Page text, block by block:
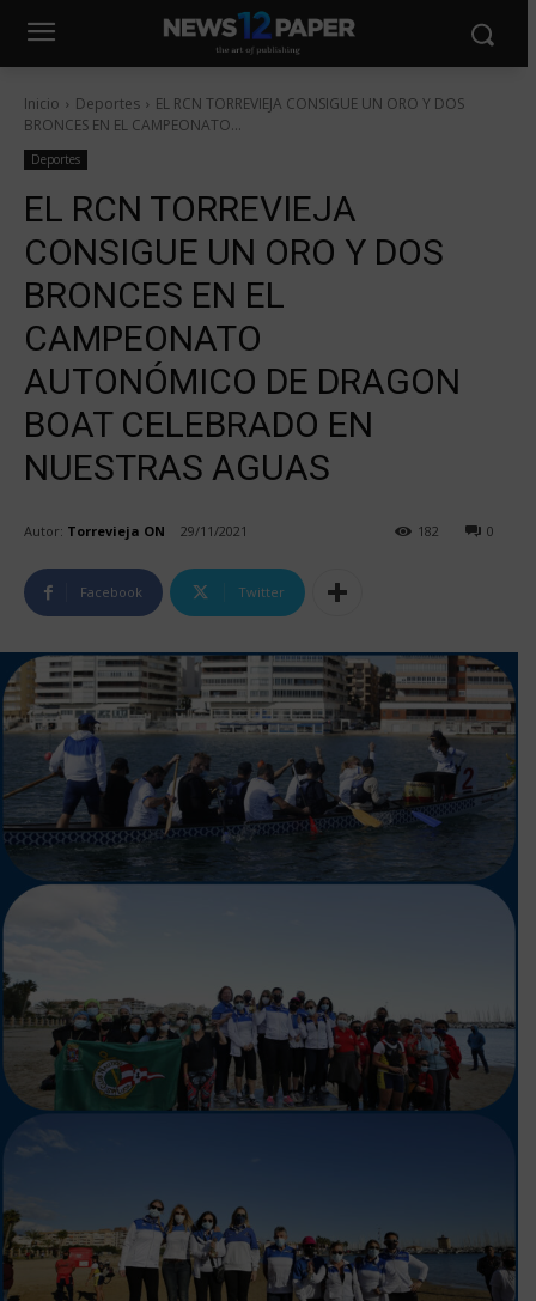
Inicio Deportes
EL RCN TORREVIEJA CONSIGUE UN ORO Y DOS
BRONCES EN EL CAMPEONATO...
Deportes
EL RCN TORREVIEJA
CONSIGUE UN ORO Y DOS
BRONCES EN EL
CAMPEONATO
AUTONÓMICO DE DRAGON
BOAT CELEBRADO EN
NUESTRAS AGUAS
Autor: Torrevieja ON 29/11/2021 0
182
Facebook Twitter